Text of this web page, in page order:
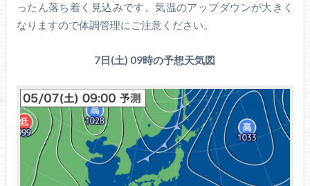
ったん落ち着く見込みです。気温のアップダウンが大きく
なりますので体調管理にご注意ください。
7日(土) 09時の予想天気図